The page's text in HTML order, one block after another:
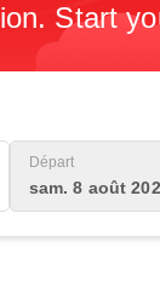
Start
Départ
sam. 8 août